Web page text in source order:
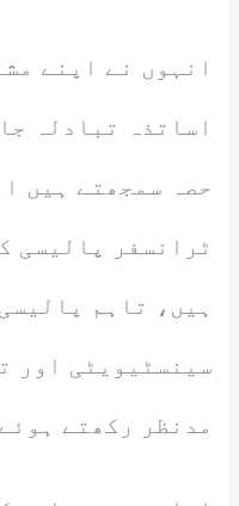
انہوں نے اپنے
اساتذہ تبادلہ
حصہ سمجھتے ہیں
ٹرانسفر پالیسی
ہیں، تاہم
سینسٹیویٹی اور
مدنظر رکھتے